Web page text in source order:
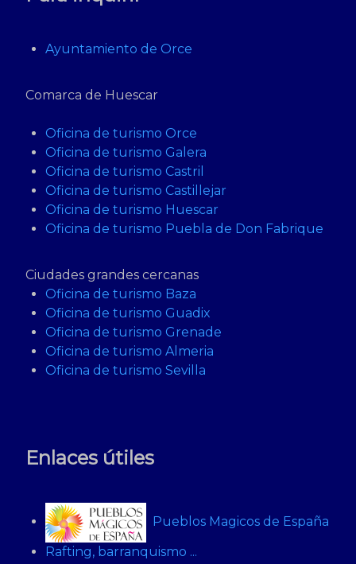
Ayuntamiento de Orce
Comarca de Huescar
Oficina de turismo Orce
Oficina de turismo Galera
Oficina de turismo Castril
Oficina de turismo Castillejar
Oficina de turismo Huescar
Oficina de turismo Puebla de Don Fabrique
Ciudades grandes cercanas
Oficina de turismo Baza
Oficina de turismo Guadix
Oficina de turismo Grenade
Oficina de turismo Almeria
Oficina de turismo Sevilla
Enlaces útiles
Pueblos Magicos de España
Rafting, barranquismo ...